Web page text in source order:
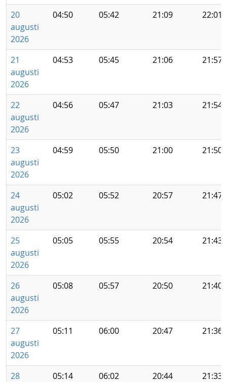
20
augusti
2026
04:50 05:42 21:09 22:01
21
augusti
2026
04:53 05:45 21:06 21:57
22
augusti
2026
04:56 05:47 21:03 21:54
23
augusti
2026
04:59 05:50 21:00 21:50
24
augusti
2026
05:02 05:52 20:57 21:47
25
augusti
2026
05:05 05:55 20:54 21:43
26
augusti
2026
05:08 05:57 20:50 21:40
27
augusti
2026
05:11 06:00 20:47 21:36
28
05:14 06:02 20:44 21:33